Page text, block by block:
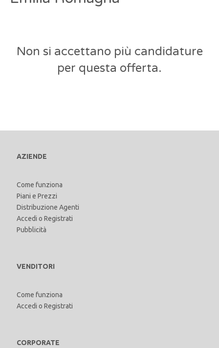
Non si accettano più candidature
per questa offerta.
AZIENDE
Come funziona
Piani e Prezzi
Distribuzione Agenti
Accedi o Registrati
Pubblicità
VENDITORI
Come funziona
Accedi o Registrati
CORPORATE